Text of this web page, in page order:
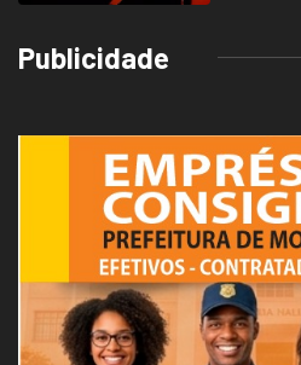
Publicidade